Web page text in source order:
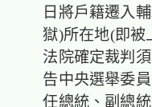
日將戶籍遷入
獄)所在地(即被
法院確定裁判
告中央選舉委
任總統、副總